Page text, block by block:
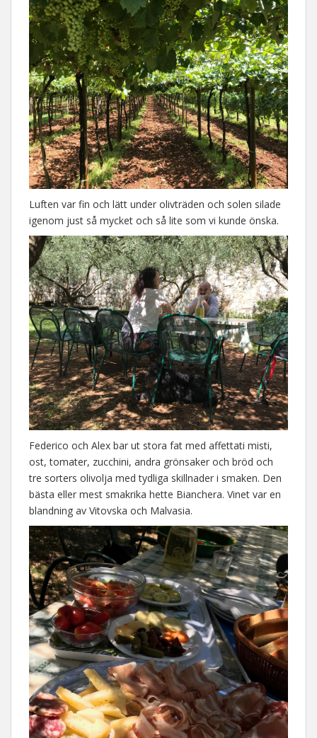
Luften var fin och lätt under olivträden och solen silade
igenom just så mycket och så lite som vi kunde önska.
Federico och Alex bar ut stora fat med affettati misti,
ost, tomater, zucchini, andra grönsaker och bröd och
tre sorters olivolja med tydliga skillnader i smaken. Den
bästa eller mest smakrika hette Bianchera. Vinet var en
blandning av Vitovska och Malvasia.